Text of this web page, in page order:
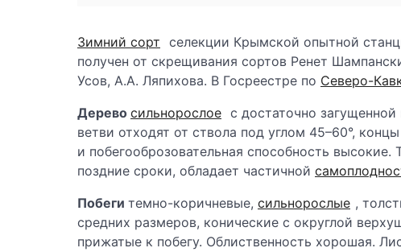
Зимний сорт селекции Крымской опытной
получен от скрещивания сортов Ренет
Усов, А.А. Ляпихова. В Госреестре по Северо-
Дерево сильнорослое с достаточно
ветви отходят от ствола под углом 45–60°,
и побегооброзовательная способность
поздние сроки, обладает частичной
Побеги темно-коричневые, сильнорослые ,
средних размеров, конические с округлой
прижатые к побегу. Облиственность хорошая.